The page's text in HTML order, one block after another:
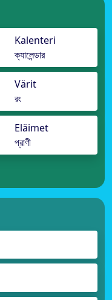
Kalenteri
ক্যালেন্ডার
Värit
রং
Eläimet
প্রাণী